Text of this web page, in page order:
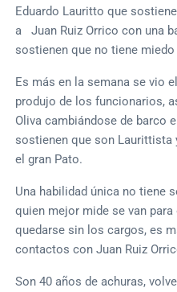
Eduardo Lauritto que
a Juan Ruiz Orrico con una
sostienen que no tiene
Es más en la semana se vio
produjo de los funcionarios,
Oliva cambiándose de barco
sostienen que son
el gran Pato.
Una habilidad única no tiene
quien mejor mide se van
quedarse sin los cargos, es
contactos con Juan Ruiz
Son 40 años de achuras,